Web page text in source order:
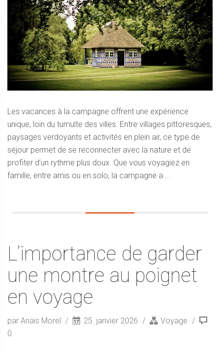
Les vacances à la campagne offrent une expérience
unique, loin du tumulte des villes. Entre villages pittoresques,
paysages verdoyants et activités en plein air, ce type de
séjour permet de se reconnecter avec la nature et de
profiter d’un rythme plus doux. Que vous voyagiez en
famille, entre amis ou en solo, la campagne a ...
L’importance de garder
une montre au poignet
en voyage
par Anais Morel 25. janvier 2026
Voyage
0